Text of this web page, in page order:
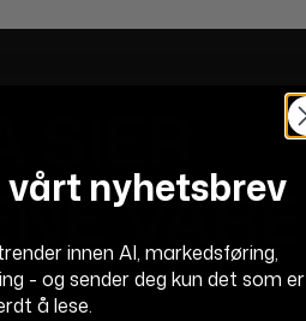
VÅRE
er at vi lykkes når våre kunder
fra noen av våre kunder.
vårt nyhetsbrev
innen AI, markedsføring,
- og sender deg kun det som er
å lese.